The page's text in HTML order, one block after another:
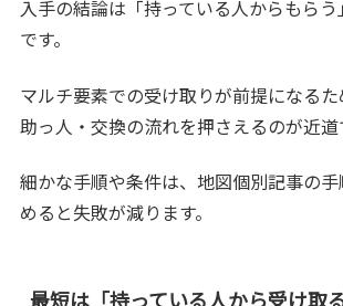
入手の結論は「持っている人からもら
です。
マルチ要素での受け取りが前提になるた
助っ人・交換の流れを押さえるのが近道
細かな手順や条件は、地図個別記事の
めると失敗が減ります。
最短は「持っている人から受け取る